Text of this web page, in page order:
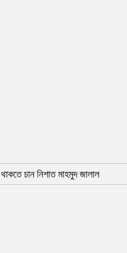
চান নিশাত মাহমুদ জালাল